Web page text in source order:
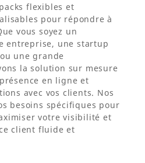
flexibles et
pour répondre à
vous soyez un
entreprise, une startup
une grande
la solution sur mesure
en ligne et
avec vos clients. Nos
besoins spécifiques pour
votre visibilité et
client fluide et